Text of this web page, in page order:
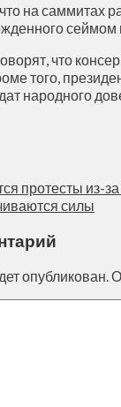
на саммитах
сеймом
что
того,
народного
протесты из-
силы
опубликован.